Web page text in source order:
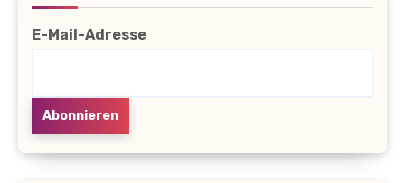
E-Mail-Adresse